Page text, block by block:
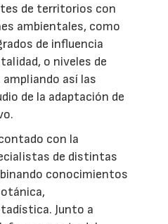
de territorios con
ambientales, como
de influencia
o niveles de
así las
de la adaptación de
con la
de distintas
conocimientos
Junto a